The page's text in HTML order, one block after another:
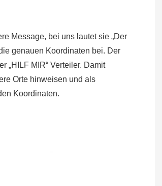
Message, bei uns lautet sie „Der
genauen Koordinaten bei. Der
„HILF MIR“ Verteiler. Damit
Orte hinweisen und als
Koordinaten.